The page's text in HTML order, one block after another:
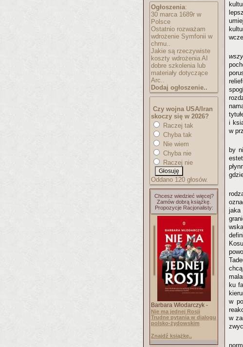
Ogłoszenia:
30 marca 1689r w
Polsce
Ostatnio rozważam
wdrożenie Symfonii w
chmu..
Jakie są rzeczywiste
koszty wdrożenia AI
dobre szkolenia lub
materiały dotyczące
Arc..
Dodaj ogłoszenie..
Czy wojna USA/Iran
skoczy się w 2026?
Raczej tak
Chyba tak
Nie wiem
Chyba nie
Raczej nie
Oddano 120 głosów.
Chcesz wiedzieć więcej?
Zamów dobrą książkę.
Propozycje Racjonalisty:
Barbara Włodarczyk -
Nie ma jednej Rosji
Trudne pytania w dialogu
polsko-żydowskim
Znajdź książkę..
i
w
by
jaka
ku
w
w